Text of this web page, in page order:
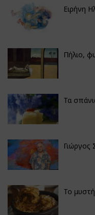
Ειρήνη
Πήλιο,
Τα
Γιώργος
Το